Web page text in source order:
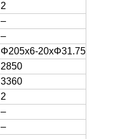
2
–
–
Φ205x6-20xΦ31.75
2850
3360
2
–
–